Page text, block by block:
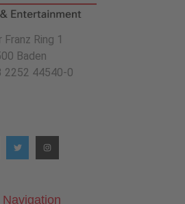
Franz Ring 1
Baden
2252 44540-0
Navigation